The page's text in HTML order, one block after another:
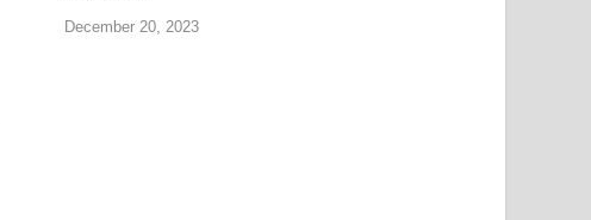
December 20, 2023